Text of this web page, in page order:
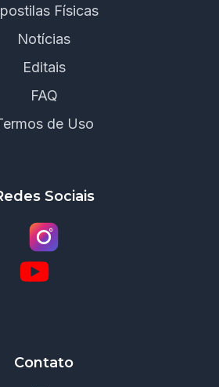
Físicas
Notícias
Editais
FAQ
de Uso
Sociais
Contato